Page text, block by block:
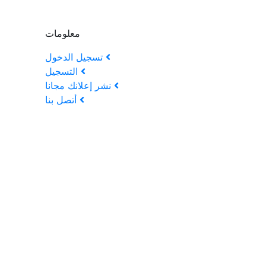
معلومات
تسجيل الدخول
التسجيل
نشر إعلانك مجانا
أتصل بنا